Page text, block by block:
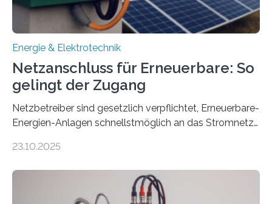
Energie & Elektrotechnik
Netzanschluss für Erneuerbare: So
gelingt der Zugang
Netzbetreiber sind gesetzlich verpflichtet, Erneuerbare-
Energien-Anlagen schnellstmöglich an das Stromnetz
ermöglichen. Doch der dafür nötige Netzausbau hinkt
einem „Anschlussstau“. Die Stiftung
Umweltenergierecht hat den Rechtsrahmen in einem
23.10.2025